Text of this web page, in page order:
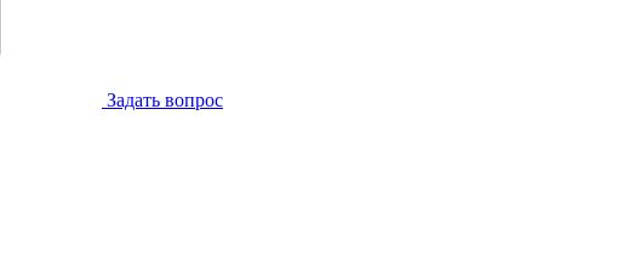
Задать вопрос